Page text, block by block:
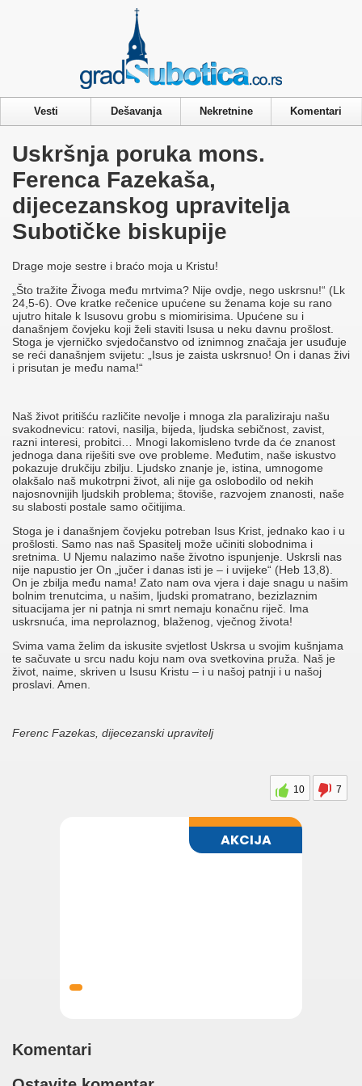
Vesti Dešavanja Nekretnine Komentari
Uskršnja poruka mons.
Ferenca Fazekaša,
dijecezanskog upravitelja
Subotičke biskupije
Drage moje sestre i braćo moja u Kristu!
„Što tražite Živoga među mrtvima? Nije ovdje, nego uskrsnu!“ (Lk
24,5-6). Ove kratke rečenice upućene su ženama koje su rano
ujutro hitale k Isusovu grobu s miomirisima. Upućene su i
današnjem čovjeku koji želi staviti Isusa u neku davnu prošlost.
Stoga je vjerničko svjedočanstvo od iznimnog značaja jer usuđuje
se reći današnjem svijetu: „Isus je zaista uskrsnuo! On i danas živi
i prisutan je među nama!“
Naš život pritišću različite nevolje i mnoga zla paraliziraju našu
svakodnevicu: ratovi, nasilja, bijeda, ljudska sebičnost, zavist,
razni interesi, probitci… Mnogi lakomisleno tvrde da će znanost
jednoga dana riješiti sve ove probleme. Međutim, naše iskustvo
pokazuje drukčiju zbilju. Ljudsko znanje je, istina, umnogome
olakšalo naš mukotrpni život, ali nije ga oslobodilo od nekih
najosnovnijih ljudskih problema; štoviše, razvojem znanosti, naše
su slabosti postale samo očitijima.
Stoga je i današnjem čovjeku potreban Isus Krist, jednako kao i u
prošlosti. Samo nas naš Spasitelj može učiniti slobodnima i
sretnima. U Njemu nalazimo naše životno ispunjenje. Uskrsli nas
nije napustio jer On „jučer i danas isti je – i uvijeke“ (Heb 13,8).
On je zbilja među nama! Zato nam ova vjera i daje snagu u našim
bolnim trenutcima, u našim, ljudski promatrano, bezizlaznim
situacijama jer ni patnja ni smrt nemaju konačnu riječ. Ima
uskrsnuća, ima neprolaznog, blaženog, vječnog života!
Svima vama želim da iskusite svjetlost Uskrsa u svojim kušnjama
te sačuvate u srcu nadu koju nam ova svetkovina pruža. Naš je
život, naime, skriven u Isusu Kristu – i u našoj patnji i u našoj
proslavi. Amen.
Ferenc Fazekas, dijecezanski upravitelj
10 7
Komentari
Privacy & Cookies Policy